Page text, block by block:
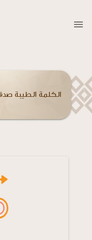
الكلمة الطيبة